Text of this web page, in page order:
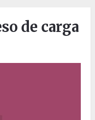
de carga